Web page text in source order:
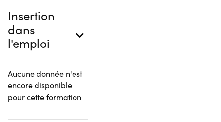
Insertion
dans
l'emploi
Aucune donnée n'est
encore disponible
pour cette formation